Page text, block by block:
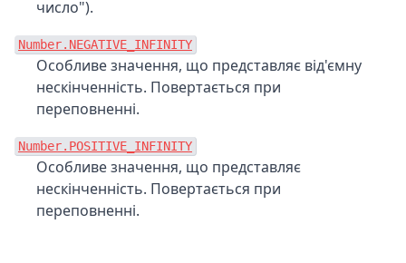
число").
Number.NEGATIVE_INFINITY
Особливе значення, що представляє від'ємну
нескінченність. Повертається при
переповненні.
Number.POSITIVE_INFINITY
Особливе значення, що представляє
нескінченність. Повертається при
переповненні.